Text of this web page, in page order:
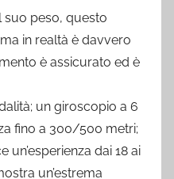
suo peso, questo
in realtà è davvero
è assicurato ed è
un giroscopio a 6
fino a 300/500 metri;
un’esperienza dai 18 ai
un’estrema